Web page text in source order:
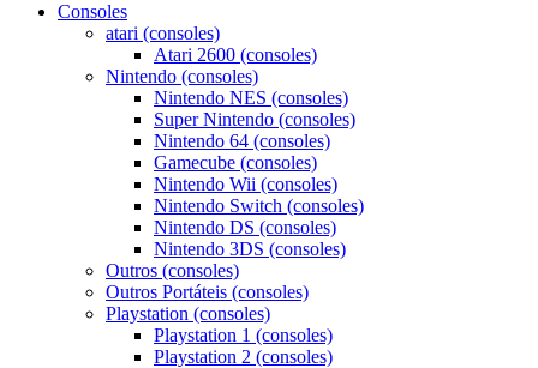
Consoles
atari (consoles)
Atari 2600 (consoles)
Nintendo (consoles)
Nintendo NES (consoles)
Super Nintendo (consoles)
Nintendo 64 (consoles)
Gamecube (consoles)
Nintendo Wii (consoles)
Nintendo Switch (consoles)
Nintendo DS (consoles)
Nintendo 3DS (consoles)
Outros (consoles)
Outros Portáteis (consoles)
Playstation (consoles)
Playstation 1 (consoles)
Playstation 2 (consoles)